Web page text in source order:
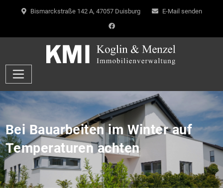
Bismarckstraße 142 A, 47057 Duisburg E-Mail senden
Bei Bauarbeiten im Winter auf
Temperaturen achten